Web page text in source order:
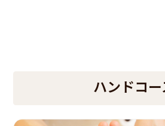
ハンドコー